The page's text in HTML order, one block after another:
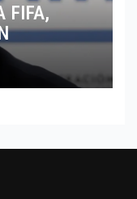
FIFA,